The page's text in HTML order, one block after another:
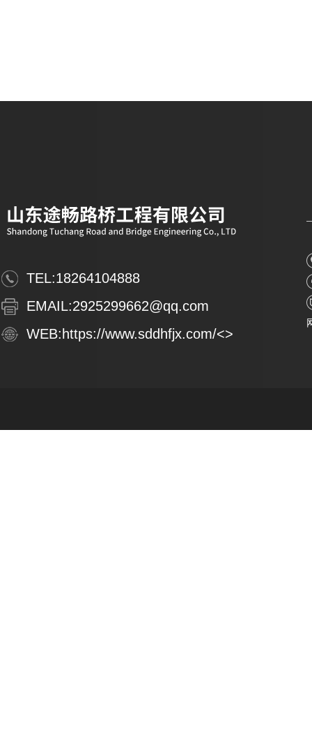
TEL:18264104888
EMAIL:2925299662@qq.com
WEB:https://www.sddhfjx.com/<>